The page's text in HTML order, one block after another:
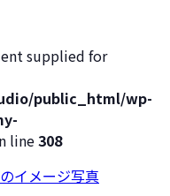
supplied for
public_html/wp-
line308